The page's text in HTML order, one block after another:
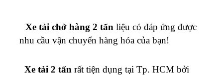
Xe tải chở hàng 2 tấn liệu có đáp ứng được
nhu cầu vận chuyển hàng hóa của bạn!
Xe tải 2 tấn rất tiện dụng tại Tp. HCM bởi